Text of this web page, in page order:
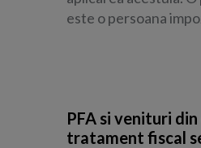
este o persoana
PFA si venituri
tratament fiscal